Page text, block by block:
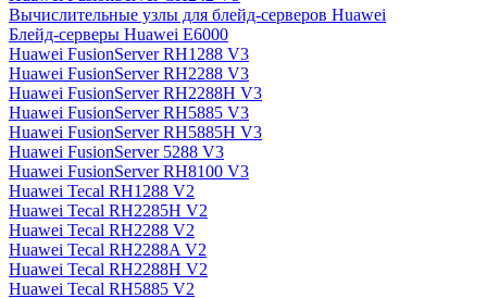
Вычислительные узлы для блейд-серверов Huawei
Блейд-серверы Huawei E6000
Huawei FusionServer RH1288 V3
Huawei FusionServer RH2288 V3
Huawei FusionServer RH2288H V3
Huawei FusionServer RH5885 V3
Huawei FusionServer RH5885H V3
Huawei FusionServer 5288 V3
Huawei FusionServer RH8100 V3
Huawei Tecal RH1288 V2
Huawei Tecal RH2285H V2
Huawei Tecal RH2288 V2
Huawei Tecal RH2288A V2
Huawei Tecal RH2288H V2
Huawei Tecal RH5885 V2